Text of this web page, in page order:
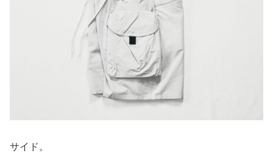
サイド。